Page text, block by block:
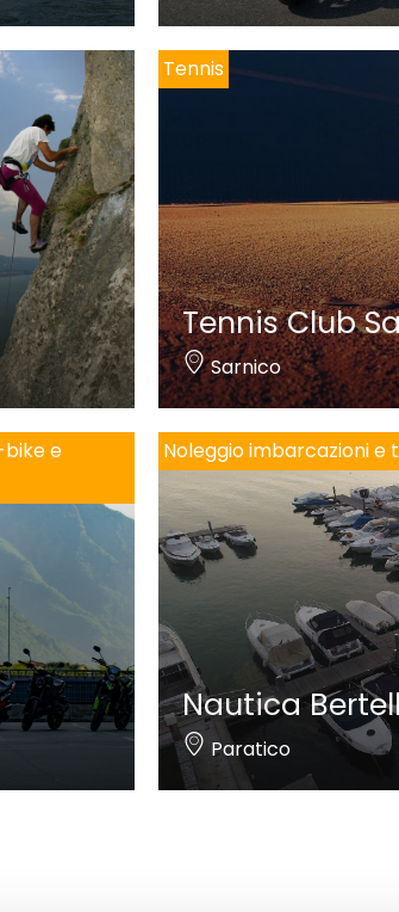
Tennis
Tennis Club
Sarnico
bike e
Noleggio imbarcazioni e
Nautica
Paratico